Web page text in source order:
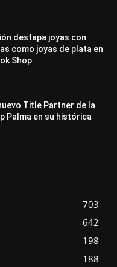
destapa joyas con
como joyas de plata en
Shop
Title Partner de la
Palma en su histórica
703
642
198
188